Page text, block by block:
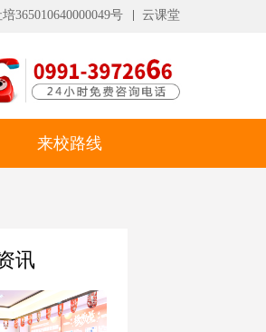
365010640000049号 云课堂
来校路线
讯